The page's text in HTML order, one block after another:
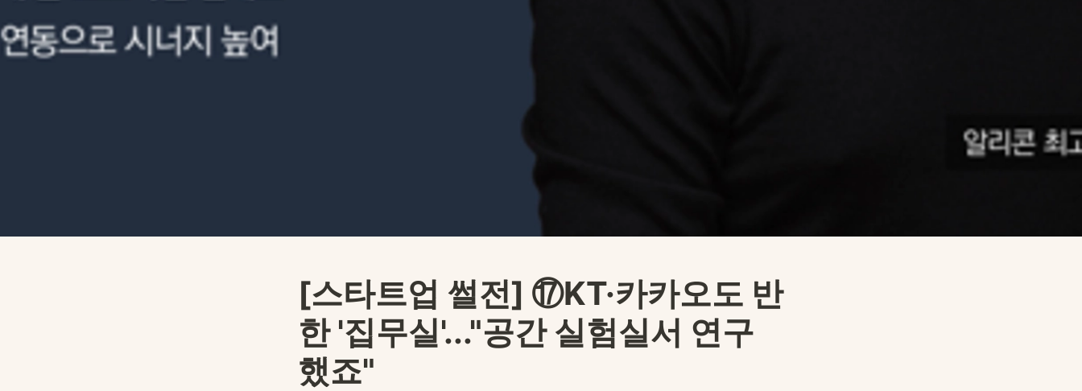
[스타트업 썰전] ⑰KT·카카오도 반
한 '집무실'..."공간 실험실서 연구
했죠"